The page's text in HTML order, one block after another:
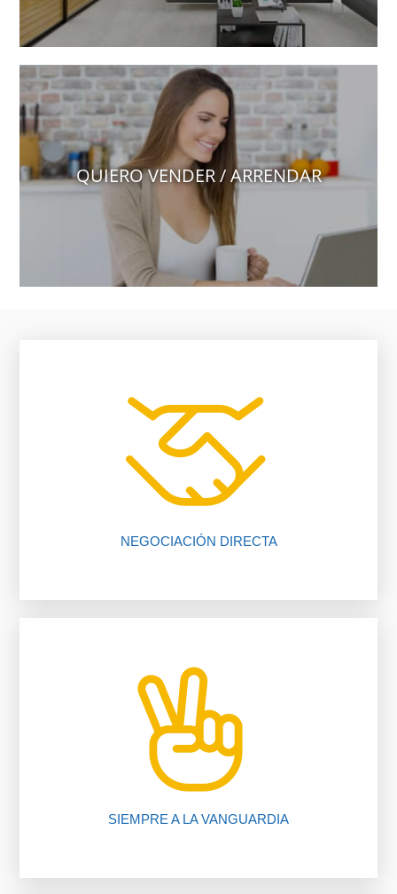
QUIERO VENDER / ARRENDAR
NEGOCIACIÓN DIRECTA
El 80% de las negociaciones se pierden por
falta de comunicación entre comprador y
vendedor, nosotros te ayudamos.
SIEMPRE A LA VANGUARDIA
Te ahorramos tiempo y dinero gracias a
nuestros procedimientos, compruébalo.